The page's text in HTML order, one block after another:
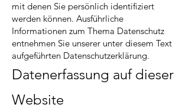
mit denen Sie persönlich identifiziert
werden können. Ausführliche
Informationen zum Thema Datenschutz
entnehmen Sie unserer unter diesem Text
aufgeführten Datenschutzerklärung.
Datenerfassung auf dieser
Website